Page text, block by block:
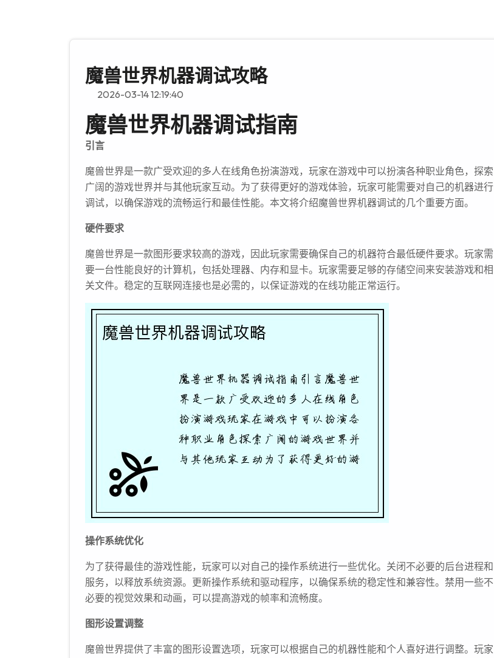
魔兽世界机器调试攻略
2026-03-14 12:19:40
魔兽世界机器调试指南
引言
魔兽世界是一款广受欢迎的多人在线角色扮演游戏，玩家在游戏中可以扮演各种职业角色，探索
广阔的游戏世界并与其他玩家互动。为了获得更好的游戏体验，玩家可能需要对自己的机器进行
调试，以确保游戏的流畅运行和最佳性能。本文将介绍魔兽世界机器调试的几个重要方面。
硬件要求
魔兽世界是一款图形要求较高的游戏，因此玩家需要确保自己的机器符合最低硬件要求。玩家需
要一台性能良好的计算机，包括处理器、内存和显卡。玩家需要足够的存储空间来安装游戏和相
关文件。稳定的互联网连接也是必需的，以保证游戏的在线功能正常运行。
操作系统优化
为了获得最佳的游戏性能，玩家可以对自己的操作系统进行一些优化。关闭不必要的后台进程和
服务，以释放系统资源。更新操作系统和驱动程序，以确保系统的稳定性和兼容性。禁用一些不
必要的视觉效果和动画，可以提高游戏的帧率和流畅度。
图形设置调整
魔兽世界提供了丰富的图形设置选项，玩家可以根据自己的机器性能和个人喜好进行调整。玩家